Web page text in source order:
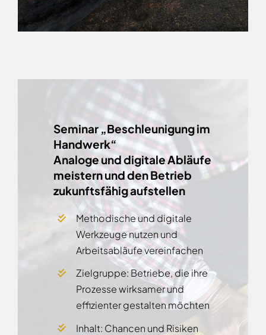
Seminar „Beschleunigung im
Handwerk“
Analoge und digitale Abläufe
meistern und den Betrieb
zukunftsfähig aufstellen
Methodische und digitale
Werkzeuge nutzen und
Arbeitsabläufe vereinfachen
Zielgruppe: Betriebe, die ihre
Prozesse wirksamer und
effizienter gestalten möchten
Inhalt: Chancen und Risiken